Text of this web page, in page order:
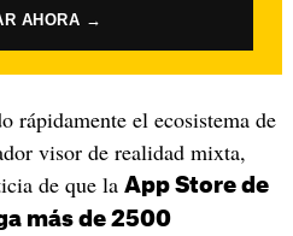
AHORA →
rápidamente el ecosistema de
visor de realidad mixta,
de que la App Store de
más de 2500